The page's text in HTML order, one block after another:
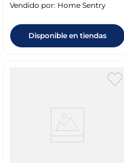
Vendido por: Home Sentry
Disponible en tiendas